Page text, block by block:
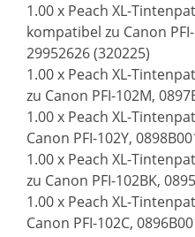
1.00 x Peach XL-
kompatibel zu Canon
29952626 (320225)
1.00 x Peach XL-
zu Canon PFI-102M,
1.00 x Peach XL-
Canon PFI-102Y,
1.00 x Peach XL-
zu Canon PFI-102BK,
1.00 x Peach XL-
Canon PFI-102C,